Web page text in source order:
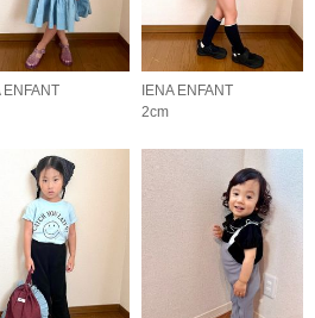
ENFANT
IENA ENFANT
2cm